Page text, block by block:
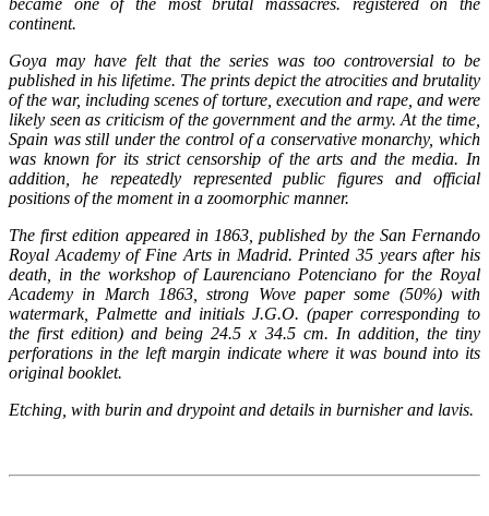
continent.
Goya may have felt that the series was too controversial to be
published in his lifetime. The prints depict the atrocities and brutality
of the war, including scenes of torture, execution and rape, and were
likely seen as criticism of the government and the army. At the time,
Spain was still under the control of a conservative monarchy, which
was known for its strict censorship of the arts and the media. In
addition, he repeatedly represented public figures and official
positions of the moment in a zoomorphic manner.
The first edition appeared in 1863, published by the San Fernando
Royal Academy of Fine Arts in Madrid. Printed 35 years after his
death, in the workshop of Laurenciano Potenciano for the Royal
Academy in March 1863, strong Wove paper some (50%) with
watermark, Palmette and initials J.G.O. (paper corresponding to
the first edition) and being 24.5 x 34.5 cm. In addition, the tiny
perforations in the left margin indicate where it was bound into its
original booklet.
Etching, with burin and drypoint and details in burnisher and lavis.